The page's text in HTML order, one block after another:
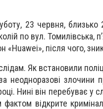
23 червня, близько
по вул. Томилівська,
«Huawei», після чого,
Як встановили
неодноразові злочини
Нині він перебуває у
фактом відкрите